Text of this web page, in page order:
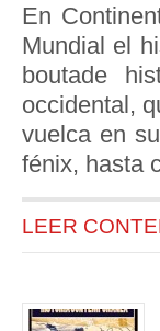
En
Mundial el
boutade
occidental,
vuelca en
fénix, hasta
LEER